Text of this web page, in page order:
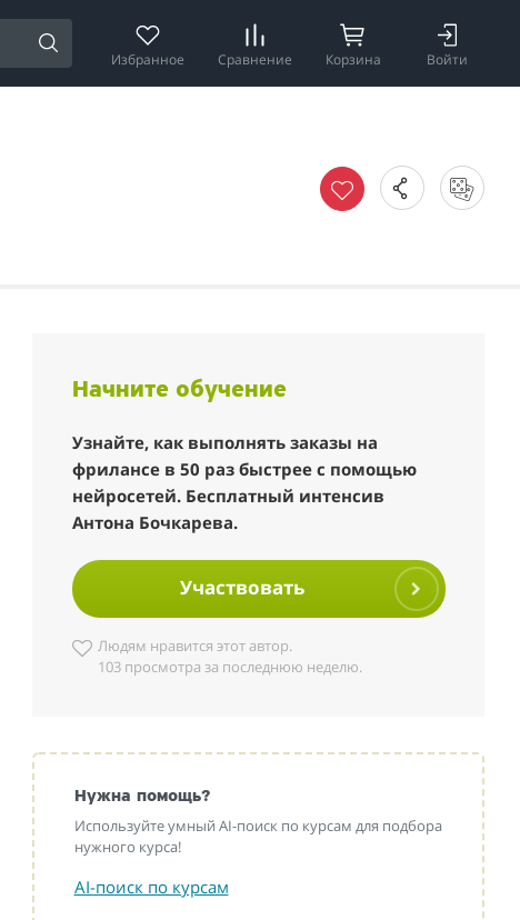
Избранное Сравнение Корзина Войти
Начните обучение
Узнайте, как выполнять заказы на
фрилансе в 50 раз быстрее с помощью
нейросетей. Бесплатный интенсив
Антона Бочкарева.
Участвовать
Людям нравится этот автор.
103 просмотра за последнюю неделю.
Нужна помощь?
Используйте умный AI-поиск по курсам для подбора
нужного курса!
AI-поиск по курсам